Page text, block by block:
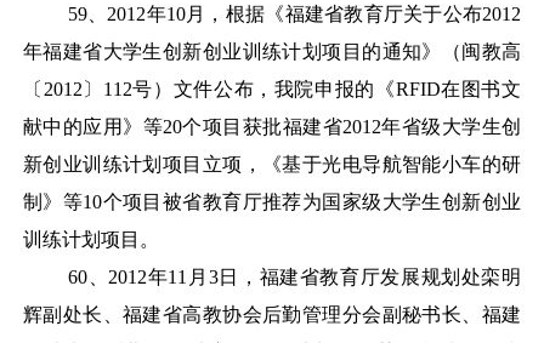
59、 2012年10月，根据《福建省教育厅关于公布2012
年福建省大学生创新创业训练计划项目的通知》（闽教高
〔2012〕112号）文件公布，我院申报的《RFID在图书文
献中的应用》等20个项目获批福建省2012年省级大学生创
新创业训练计划项目立项，《基于光电导航智能小车的研
制》等10个项目被省教育厅推荐为国家级大学生创新创业
训练计划项目。
60、 2012年11月3日，福建省教育厅发展规划处栾明
辉副处长、福建省高教协会后勤管理分会副秘书长、福建